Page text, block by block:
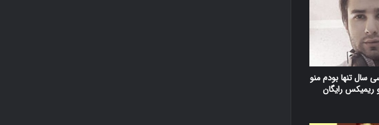
سال تنها بودم منو
ریمیکس رایگان